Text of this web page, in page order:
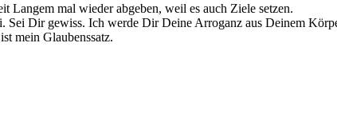
Langem mal wieder abgeben, weil es auch Ziele setzen.
Sei Dir gewiss. Ich werde Dir Deine Arroganz aus Deinem
mein Glaubenssatz.